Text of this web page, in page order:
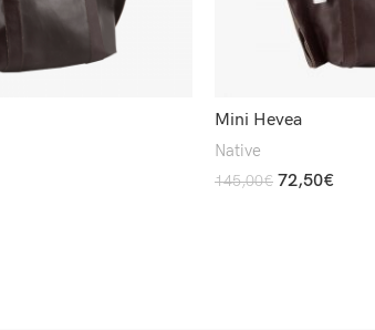
Mini Hevea
Native
145,00€ 72,50€